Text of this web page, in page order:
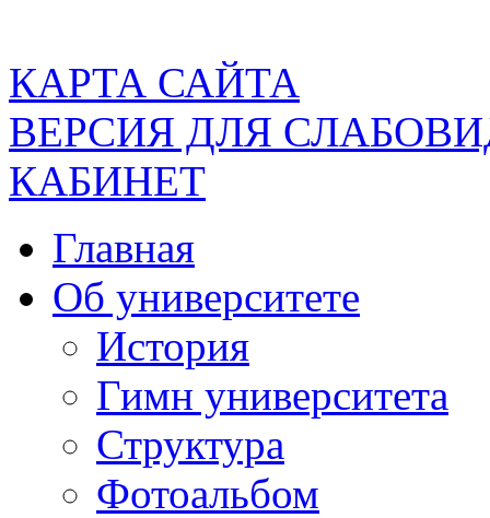
КАРТА САЙТА
ВЕРСИЯ ДЛЯ
КАБИНЕТ
Главная
Об университете
История
Гимн университета
Структура
Фотоальбом